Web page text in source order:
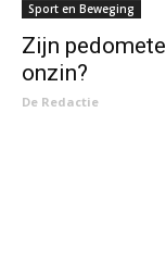
Sport en Beweging
Zijn
onzin?
De Redactie